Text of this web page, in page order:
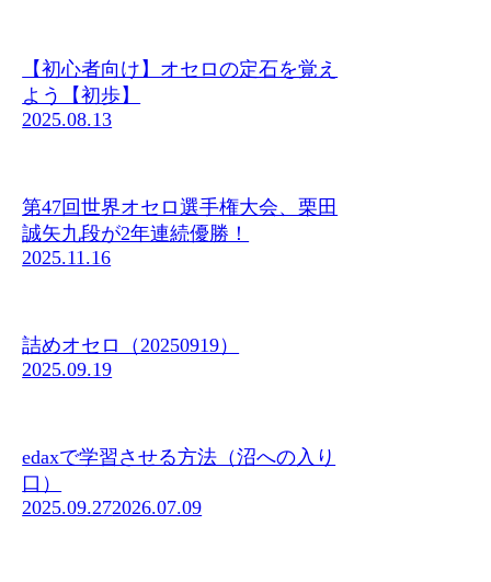
【初心者向け】オセロの定石を覚え
よう【初歩】
2025.08.13
第47回世界オセロ選手権大会、栗田
誠矢九段が2年連続優勝！
2025.11.16
詰めオセロ（20250919）
2025.09.19
edaxで学習させる方法（沼への入り
口）
2025.09.272026.07.09